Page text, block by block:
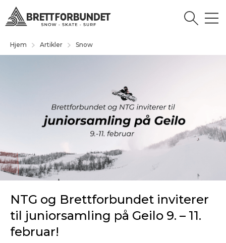
Hjem Artikler Snow
NTG og Brettforbundet inviterer
til juniorsamling på Geilo 9. – 11.
februar!